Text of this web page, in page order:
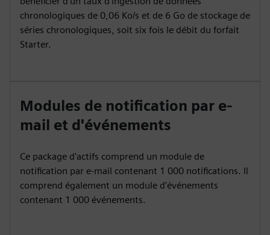
chronologiques de 0,06 Ko/s et de 6 Go de stockage de
séries chronologiques, soit six fois le débit du forfait
Starter.
Modules de notification par e-
mail et d'événements
Ce package d'actifs comprend un module de
notification par e-mail contenant 1 000 notifications. Il
comprend également un module d'événements
contenant 1 000 événements.